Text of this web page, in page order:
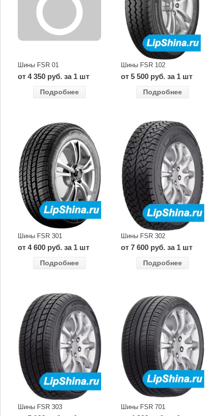
Шины FSR 01
от 4 350 руб. за 1 шт
Подробнее
Шины FSR 102
от 5 500 руб. за 1 шт
Подробнее
Шины FSR 301
от 4 600 руб. за 1 шт
Подробнее
Шины FSR 302
от 7 600 руб. за 1 шт
Подробнее
Шины FSR 303 Шины FSR 701